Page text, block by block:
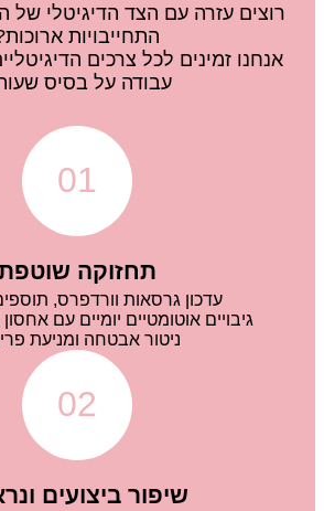
רוצים עזרה עם הצד הדיגיטלי של
התחייבויות
אנחנו זמינים לכל צרכים
עבודה על בסיס
01
תחזוקה
עדכון גרסאות וורדפרס,
גיבויים אוטומטיים יומיים עם
ניטור אבטחה ומניעת
02
שיפור ביצועים